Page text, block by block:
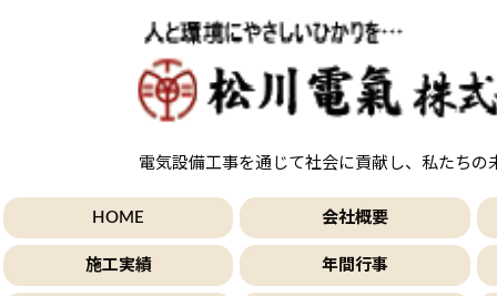
電気設備工事を通じて社会に貢献し、私たちの
HOME 会社概要
施工実績 年間行事